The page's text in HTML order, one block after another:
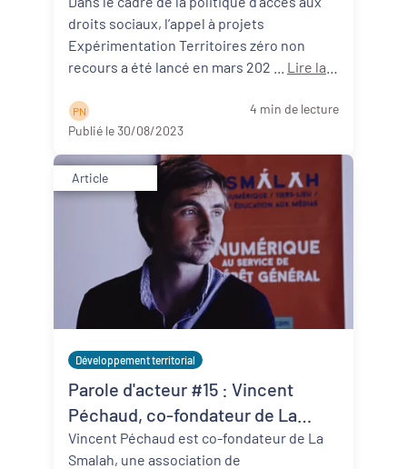
droits sociaux, l’appel à projets
Expérimentation Territoires zéro non
Lire la
P N
4 min de lecture
Publié le 30/08/2023
Article
Développement territorial
Parole d'acteur #15 : Vincent
Péchaud, co-fondateur de La
Smalah (40)
Vincent Péchaud est co-fondateur de La
Smalah, une association de